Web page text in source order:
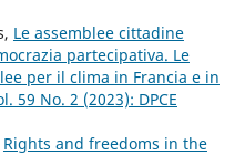
Le assemblee cittadine
partecipativa. Le
per il clima in Francia e in
59 No. 2 (2023): DPCE
Rights and freedoms in the